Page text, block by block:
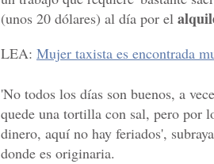
(unos 20 dólares) al día por el
LEA: Mujer taxista es encontrada
'No todos los días son buenos, a
quede una tortilla con sal, pero por
dinero, aquí no hay feriados',
donde es originaria.